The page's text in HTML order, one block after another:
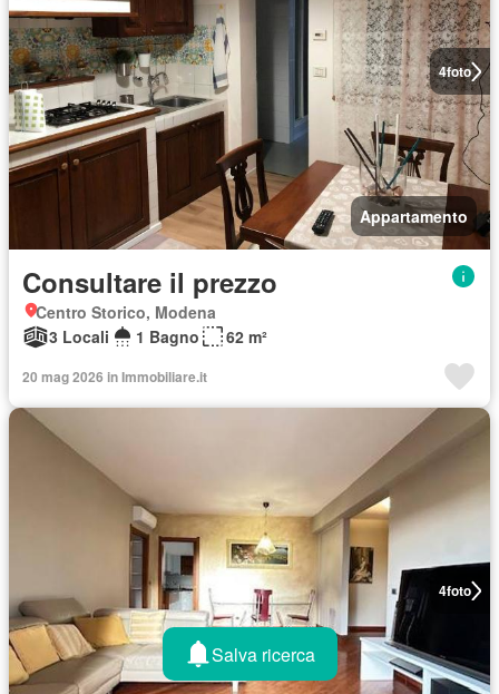
4foto
Appartamento
Consultare il prezzo
Centro Storico, Modena
3 Locali
1 Bagno 62 m²
20 mag 2026 in Immobiliare.it
4foto
Salva ricerca